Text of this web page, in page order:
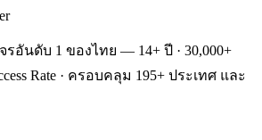
อันดับ 1 ของไทย — 14+ ปี · 30,000+
Rate · ครอบคลุม 195+ ประเทศ และ